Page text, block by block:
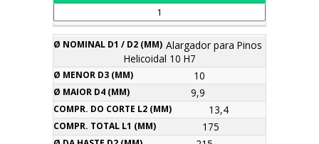
Alargador para Pinos
Helicoidal 10 H7
10
9,9
13,4
175